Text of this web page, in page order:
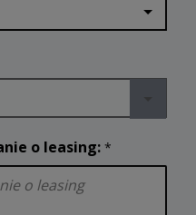
o leasing: *